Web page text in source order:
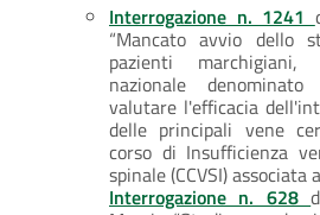
Interrogazione n. 1241
“Mancato avvio dello
pazienti
nazionale
valutare l'efficacia
delle principali vene
corso di Insufficienza
spinale (CCVSI) associata
Interrogazione n. 628